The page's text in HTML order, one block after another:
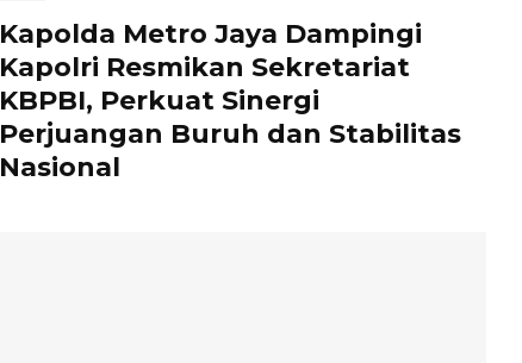
Kapolda Metro Jaya Dampingi
Kapolri Resmikan Sekretariat
KBPBI, Perkuat Sinergi
Perjuangan Buruh dan Stabilitas
Nasional